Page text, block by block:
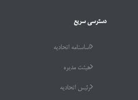
دسترسی سریع
اساسنامه اتحادیه
هیئت مدیره
رئیس اتحادیه